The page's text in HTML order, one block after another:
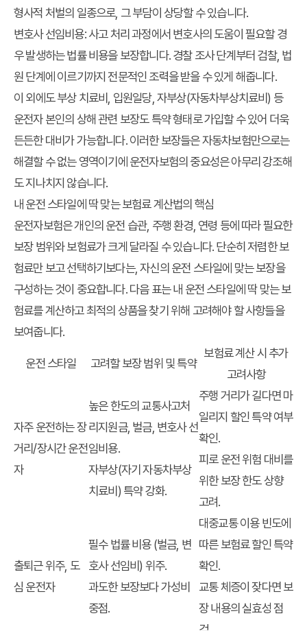
형사적 처벌의 일종으로, 그 부담이 상당할 수 있습니다.
변호사 선임비용: 사고 처리 과정에서 변호사의 도움이 필요할 경
우 발생하는 법률 비용을 보장합니다. 경찰 조사 단계부터 검찰, 법
원 단계에 이르기까지 전문적인 조력을 받을 수 있게 해줍니다.
이 외에도 부상 치료비, 입원일당, 자부상(자동차부상치료비) 등
운전자 본인의 상해 관련 보장도 특약 형태로 가입할 수 있어 더욱
든든한 대비가 가능합니다. 이러한 보장들은 자동차보험만으로는
해결할 수 없는 영역이기에 운전자보험의 중요성은 아무리 강조해
도 지나치지 않습니다.
내 운전 스타일에 딱 맞는 보험료 계산법의 핵심
운전자보험은 개인의 운전 습관, 주행 환경, 연령 등에 따라 필요한
보장 범위와 보험료가 크게 달라질 수 있습니다. 단순히 저렴한 보
험료만 보고 선택하기보다는, 자신의 운전 스타일에 맞는 보장을
구성하는 것이 중요합니다. 다음 표는 내 운전 스타일에 딱 맞는 보
험료를 계산하고 최적의 상품을 찾기 위해 고려해야 할 사항들을
보여줍니다.
운전 스타일 고려할 보장 범위 및 특약
보험료 계산 시 추가
고려사항
자주 운전하는 장
거리/장시간 운전
자
높은 한도의 교통사고처
리지원금, 벌금, 변호사 선
임비용.
자부상(자기 자동차부상
치료비) 특약 강화.
주행 거리가 길다면 마
일리지 할인 특약 여부
확인.
피로 운전 위험 대비를
위한 보장 한도 상향
고려.
출퇴근 위주, 도
심 운전자
필수 법률 비용 (벌금, 변
호사 선임비) 위주.
과도한 보장보다 가성비
중점.
대중교통 이용 빈도에
따른 보험료 할인 특약
확인.
교통 체증이 잦다면 보
장 내용의 실효성 점